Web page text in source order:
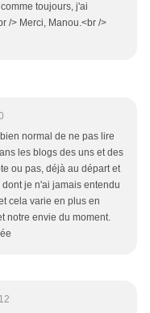
toujours, j'ai
/> Merci, Manou.<br />
normal de ne pas lire
les blogs des uns et des
ou pas, déjà au départ et
je n'ai jamais entendu
cela varie en plus en
notre envie du moment.